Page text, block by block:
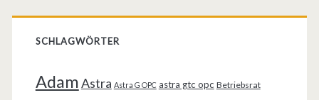
SCHLAGWÖRTER
AdamAstra Astra G OPC astra gtc opc Betriebsrat